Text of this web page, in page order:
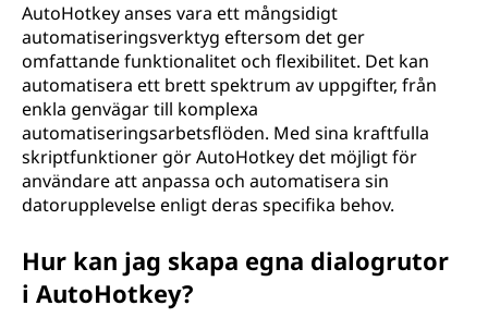
AutoHotkey anses vara ett mångsidigt
automatiseringsverktyg eftersom det ger
omfattande funktionalitet och flexibilitet. Det kan
automatisera ett brett spektrum av uppgifter, från
enkla genvägar till komplexa
automatiseringsarbetsflöden. Med sina kraftfulla
skriptfunktioner gör AutoHotkey det möjligt för
användare att anpassa och automatisera sin
datorupplevelse enligt deras specifika behov.
Hur kan jag skapa egna dialogrutor
i AutoHotkey?